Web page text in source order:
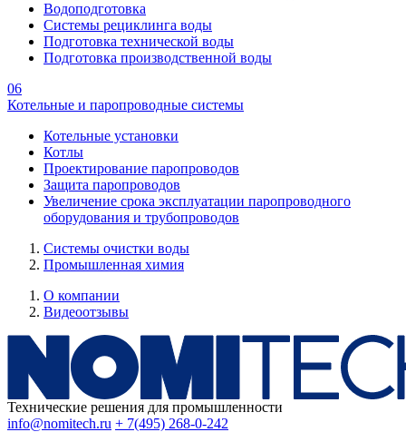
Водоподготовка
Системы рециклинга воды
Подготовка технической воды
Подготовка производственной воды
06
Котельные и паропроводные системы
Котельные установки
Котлы
Проектирование паропроводов
Защита паропроводов
Увеличение срока эксплуатации паропроводного
оборудования и трубопроводов
Системы очистки воды
Промышленная химия
О компании
Видеоотзывы
Технические решения для промышленности
info@nomitech.ru + 7(495) 268-0-242